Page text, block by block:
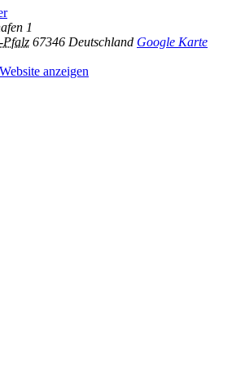
1
Pfalz 67346 Deutschland Google Karte
anzeigen